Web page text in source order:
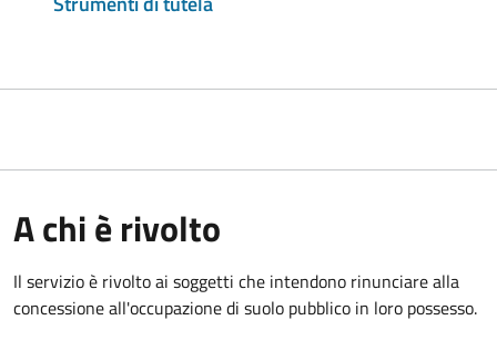
A chi è rivolto
Il servizio è rivolto ai soggetti che intendono rinunciare alla
concessione all'occupazione di suolo pubblico in loro possesso.